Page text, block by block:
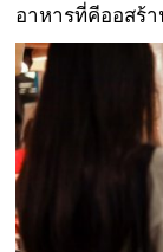
อาหารที่คีออสร้